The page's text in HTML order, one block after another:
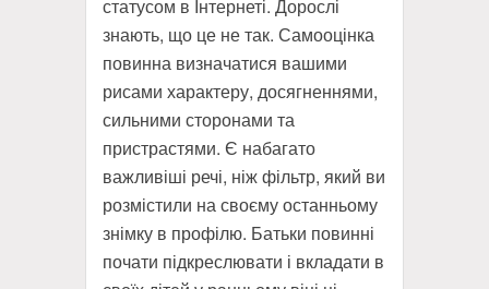
статусом в Інтернеті. Дорослі
знають, що це не так. Самооцінка
повинна визначатися вашими
рисами характеру, досягненнями,
сильними сторонами та
пристрастями. Є набагато
важливіші речі, ніж фільтр, який ви
розмістили на своєму останньому
знімку в профілю. Батьки повинні
почати підкреслювати і вкладати в